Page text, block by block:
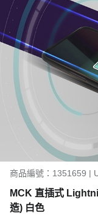
商品編號：1351659 |
MCK 直插式
造) 白色